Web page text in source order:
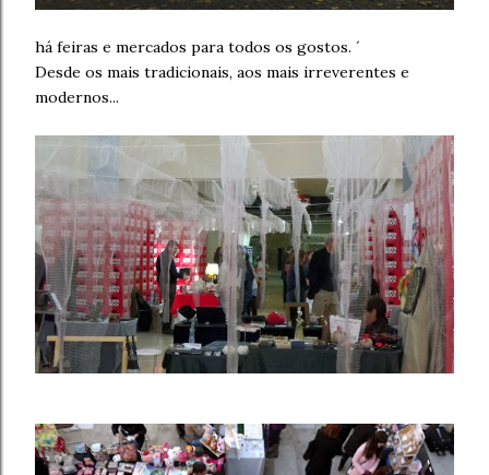
há feiras e mercados para todos os gostos. ´
Desde os mais tradicionais, aos mais irreverentes e
modernos...